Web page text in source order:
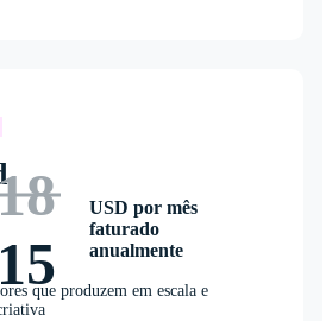
USD por mês
faturado
anualmente
que produzem em escala e